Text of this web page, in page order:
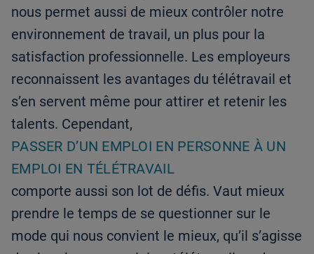
nous permet aussi de mieux contrôler notre
environnement de travail, un plus pour la
satisfaction professionnelle. Les employeurs
reconnaissent les avantages du télétravail et
s’en servent même pour attirer et retenir les
talents. Cependant,
PASSER D’UN EMPLOI EN PERSONNE À UN
EMPLOI EN TÉLÉTRAVAIL
comporte aussi son lot de défis. Vaut mieux
prendre le temps de se questionner sur le
mode qui nous convient le mieux, qu’il s’agisse